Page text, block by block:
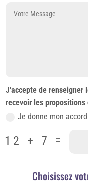
J'accepte de renseigner
recevoir les propositions
Je donne mon accord
12 + 7 =
Choisissez